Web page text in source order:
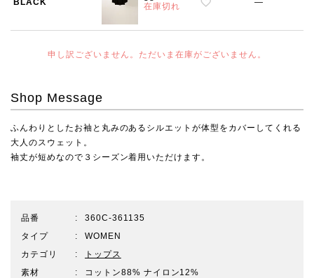
BLACK
在庫切れ
—
申し訳ございません。ただいま在庫がございません。
Shop Message
ふんわりとしたお袖と丸みのあるシルエットが体型をカバーしてくれる
大人のスウェット。
袖丈が短めなので３シーズン着用いただけます。
品番
360C-361135
タイプ
WOMEN
カテゴリ
トップス
素材
コットン88% ナイロン12%